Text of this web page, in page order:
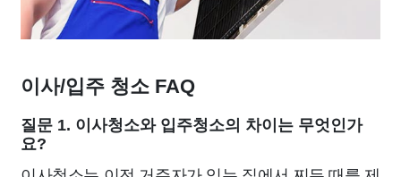
이사/입주 청소 FAQ
질문 1. 이사청소와 입주청소의 차이는 무엇인가
요?